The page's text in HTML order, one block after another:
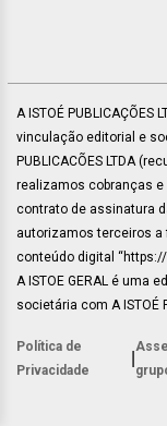
A ISTOÉ
vinculação editorial e
PUBLICACÕES LTDA
realizamos cobranças
contrato de assinatura
autorizamos terceiros a
conteúdo digital
A ISTOE GERAL é uma
societária com A ISTOÉ
Política de
Privacidade